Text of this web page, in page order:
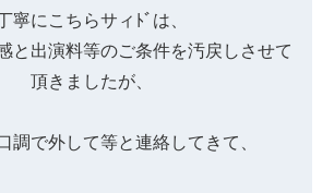
寧にこちらサィﾄﾞは、
と出演料等のご条件を汚戻しさせて
頂きましたが、
調で外して等と連絡してきて、